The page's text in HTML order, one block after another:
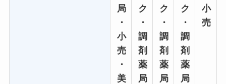
局
・
小
売
・
美
ク
・
調
剤
薬
局
ク
・
調
剤
薬
局
ク
・
調
剤
薬
局
小
売